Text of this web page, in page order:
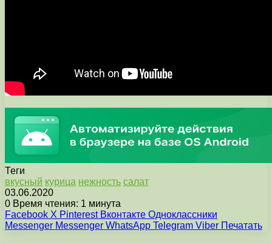
Теги
вкусный курица нежность салат
03.06.2020
0 Время чтения: 1 минута
Facebook X Pinterest Вконтакте Одноклассники
Messenger Messenger WhatsApp Telegram Viber Печатать